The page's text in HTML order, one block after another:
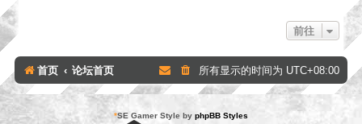
前往
首页 论坛首页 所有显示的时间为 UTC+08:00
*SE Gamer Style by phpBB Styles